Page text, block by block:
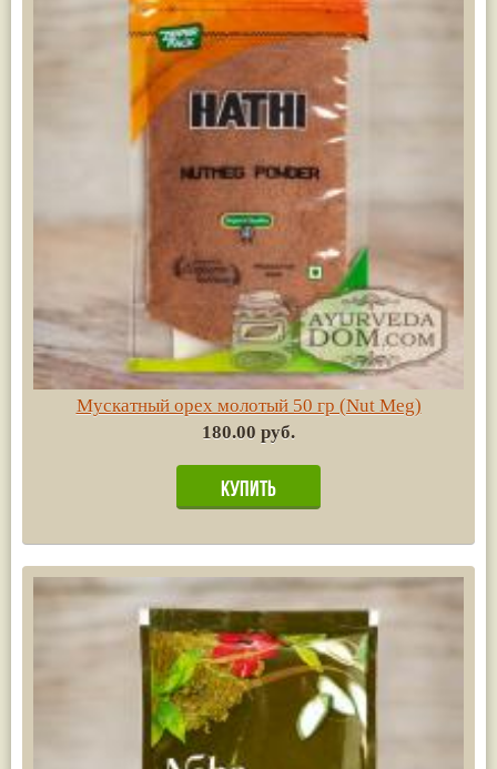
Мускатный орех молотый 50 гр (Nut Meg)
180.00 руб.